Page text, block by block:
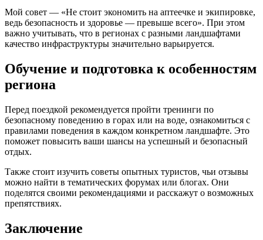
Мой совет — «Не стоит экономить на аптеечке и экипировке,
ведь безопасность и здоровье — превыше всего». При этом
важно учитывать, что в регионах с разными ландшафтами
качество инфраструктуры значительно варьируется.
Обучение и подготовка к особенностям
региона
Перед поездкой рекомендуется пройти тренинги по
безопасному поведению в горах или на воде, ознакомиться с
правилами поведения в каждом конкретном ландшафте. Это
поможет повысить ваши шансы на успешный и безопасный
отдых.
Также стоит изучить советы опытных туристов, чьи отзывы
можно найти в тематических форумах или блогах. Они
поделятся своими рекомендациями и расскажут о возможных
препятствиях.
Заключение